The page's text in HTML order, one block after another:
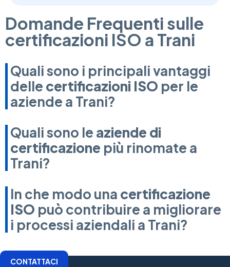
Domande Frequenti sulle
certificazioni ISO a Trani
Quali sono i principali vantaggi
delle certificazioni ISO per le
aziende a Trani?
Quali sono le aziende di
certificazione più rinomate a
Trani?
In che modo una certificazione
ISO può contribuire a migliorare
i processi aziendali a Trani?
CONTATTACI